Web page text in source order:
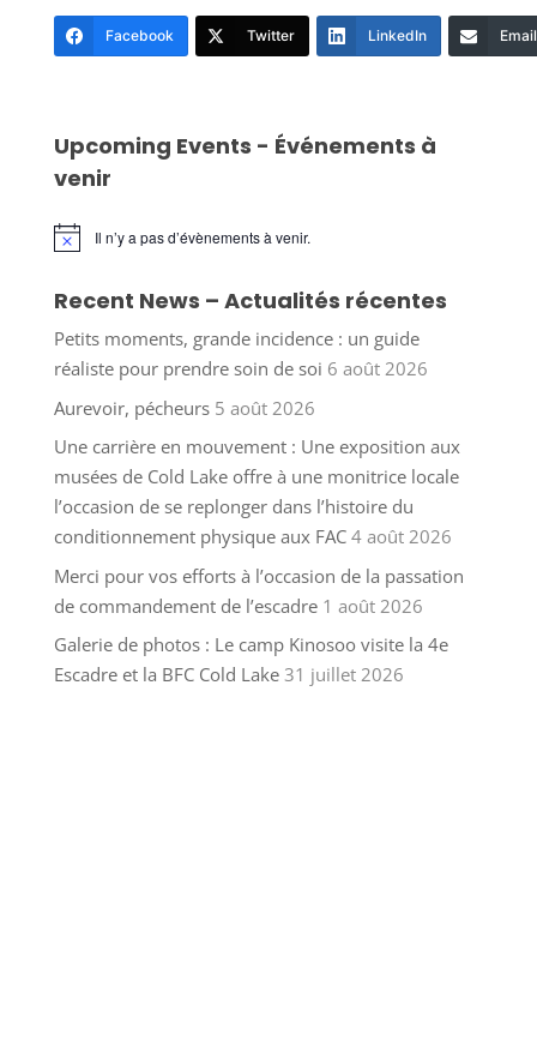
Facebook Twitter LinkedIn Email
Upcoming Events - Événements à
venir
Notice Il n’y a pas d’évènements à venir.
Recent News – Actualités récentes
Petits moments, grande incidence : un guide
réaliste pour prendre soin de soi 6 août 2026
Aurevoir, pécheurs 5 août 2026
Une carrière en mouvement : Une exposition aux
musées de Cold Lake offre à une monitrice locale
l’occasion de se replonger dans l’histoire du
conditionnement physique aux FAC 4 août 2026
Merci pour vos efforts à l’occasion de la passation
de commandement de l’escadre 1 août 2026
Galerie de photos : Le camp Kinosoo visite la 4e
Escadre et la BFC Cold Lake 31 juillet 2026